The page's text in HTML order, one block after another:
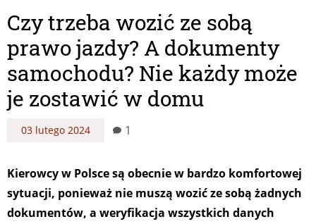
Czy trzeba wozić ze sobą
prawo jazdy? A dokumenty
samochodu? Nie każdy może
je zostawić w domu
03 lutego 2024 1
Kierowcy w Polsce są obecnie w bardzo komfortowej
sytuacji, ponieważ nie muszą wozić ze sobą żadnych
dokumentów, a weryfikacja wszystkich danych